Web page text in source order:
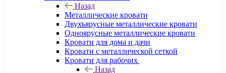
Назад
Металлические кровати
Двухъярусные металлические кровати
Одноярусные металлические кровати
Кровати для дома и дачи
Кровати с металлической сеткой
Кровати для рабочих
Назад